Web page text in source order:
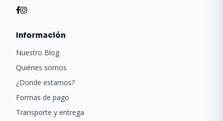
Información
Nuestro Blog
Quiénes somos
¿Donde estamos?
Formas de pago
Transporte y entrega